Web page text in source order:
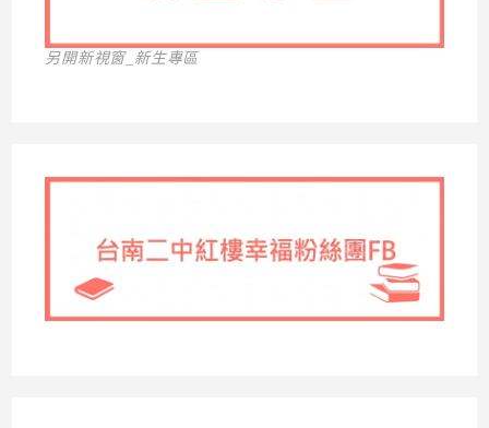
另開新視窗_新生專區